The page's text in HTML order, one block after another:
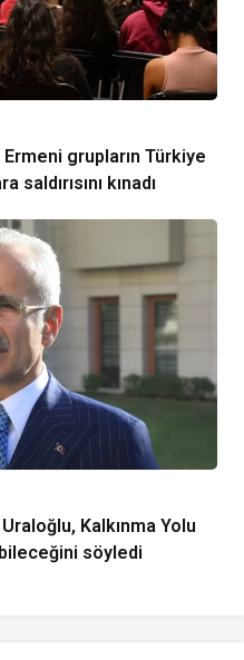
grupların Türkiye
kınadı
Kalkınma Yolu
söyledi